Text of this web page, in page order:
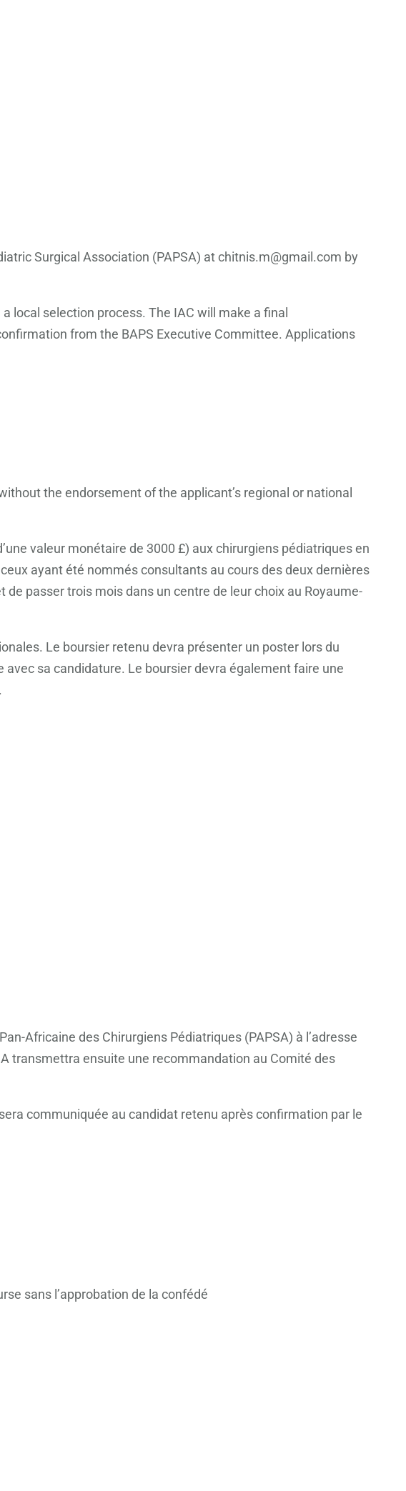
Surgical Association (PAPSA) at chitnis.m@gmail.com by
selection process. The IAC will make a final
from the BAPS Executive Committee. Applications
the endorsement of the applicant’s regional or national
valeur monétaire de 3000 £) aux chirurgiens pédiatriques en
ayant été nommés consultants au cours des deux dernières
passer trois mois dans un centre de leur choix au Royaume-
Le boursier retenu devra présenter un poster lors du
sa candidature. Le boursier devra également faire une
Africaine des Chirurgiens Pédiatriques (PAPSA) à l’adresse
transmettra ensuite une recommandation au Comité des
communiquée au candidat retenu après confirmation par le
sans l’approbation de la confédé